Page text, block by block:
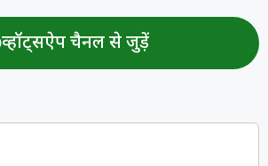
व्हॉट्सऐप चैनल से जुड़ें